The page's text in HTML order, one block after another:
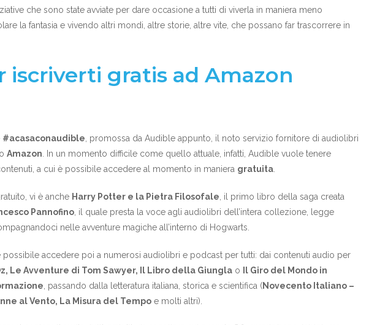
che sono state avviate per dare occasione a tutti di viverla in maniera meno
la fantasia e vivendo altri mondi, altre storie, altre vite, che possano far trascorrere in
iscriverti gratis ad Amazon
#acasaconaudible , promossa da Audible appunto, il noto servizio fornitore di audiolibri
Amazon . In un momento difficile come quello attuale, infatti, Audible vuole tenere
a cui è possibile accedere al momento in maniera gratuita
vi è anche Harry Potter e la Pietra Filosofale , il primo libro della saga creata
Pannofino , il quale presta la voce agli audiolibri dell’intera collezione, legge
nelle avventure magiche all’interno di Hogwarts.
possibile accedere poi a numerosi audiolibri e podcast per tutti: dai contenuti audio per
Le Avventure di Tom Sawyer, Il Libro della Giungla o
Il Giro del Mondo in
, passando dalla letteratura italiana, storica e scientifica (Novecento Italiano –
al Vento, La Misura del Tempo e molti altri).